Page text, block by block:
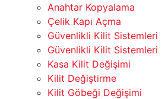
Anahtar Kopyalama
Çelik Kapı Açma
Güvenlikli Kilit Sistemleri
Güvenlikli Kilit Sistemleri
Kasa Kilit Değişimi
Kilit Değiştirme
Kilit Göbeği Değişimi